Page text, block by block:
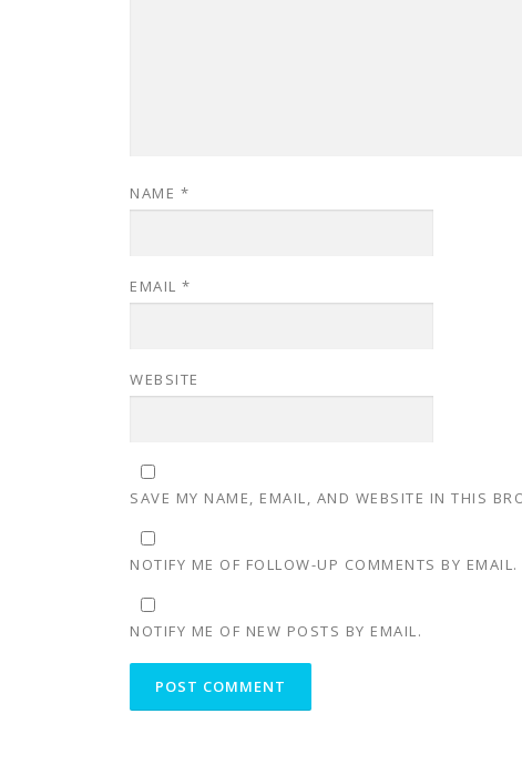
NAME *
EMAIL *
WEBSITE
SAVE MY NAME, EMAIL, AND WEBSITE IN THIS
NOTIFY ME OF FOLLOW-UP COMMENTS BY EMAIL.
NOTIFY ME OF NEW POSTS BY EMAIL.